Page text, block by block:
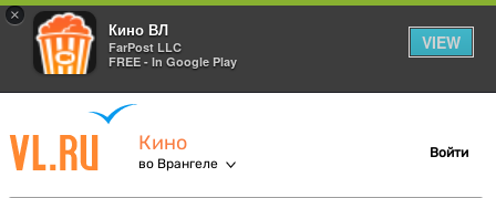
×
Кино ВЛ
FarPost LLC
FREE - In Google Play
VIEW
Кино
во Врангеле
Войти